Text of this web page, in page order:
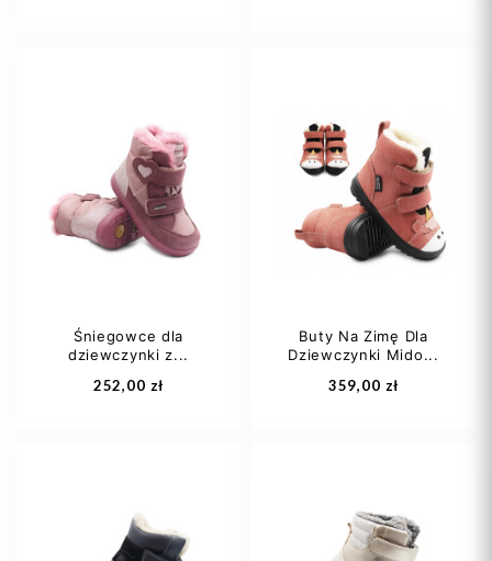
22
23
24
29
Dodaj do koszyka
25
Dodaj do koszyka
Śniegowce dla
dziewczynki z...
252,00 zł
Buty Na Zimę Dla
Dziewczynki Mido...
359,00 zł